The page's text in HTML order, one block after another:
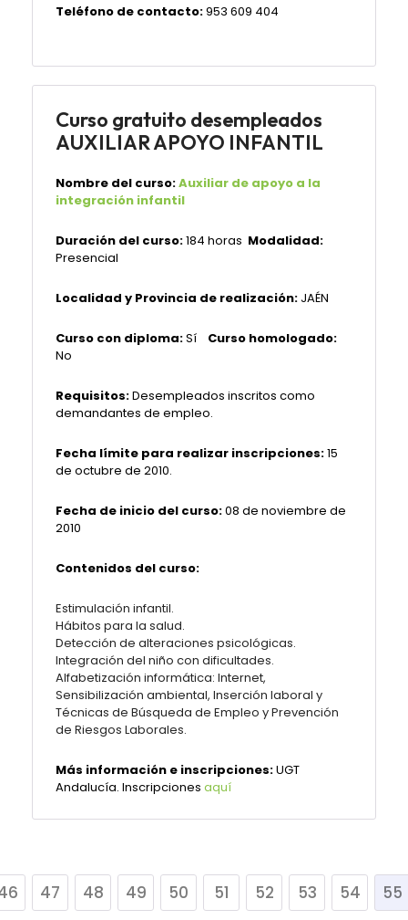
Teléfono de contacto:953 609 404
Curso gratuito desempleados
AUXILIAR APOYO INFANTIL
Nombre del curso:Auxiliar de apoyo a la
integración infantil
Duración del curso:184 horas Modalidad:
Presencial
Localidad y Provincia de realización: JAÉN
Curso con diploma:Sí Curso homologado:
No
Requisitos:Desempleados inscritos como
demandantes de empleo.
Fecha límite para realizar inscripciones:15
de octubre de 2010.
Fecha de inicio del curso:08 de noviembre de
2010
Contenidos del curso:
Estimulación infantil.
Hábitos para la salud.
Detección de alteraciones psicológicas.
Integración del niño con dificultades.
Alfabetización informática: Internet,
Sensibilización ambiental, Inserción laboral y
Técnicas de Búsqueda de Empleo y Prevención
de Riesgos Laborales.
Más información e inscripciones:UGT
Andalucía. Inscripciones aquí
47 48 49 50 51 52 53 54 55